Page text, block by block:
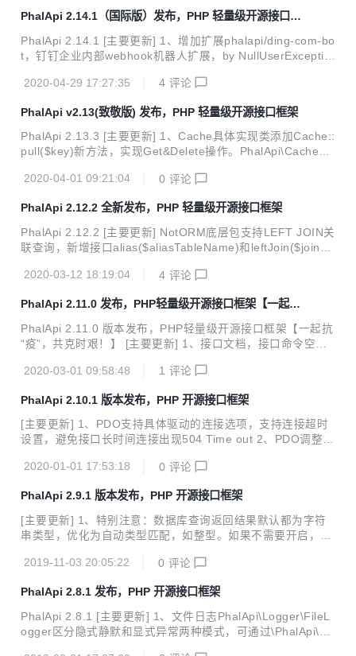
录下，在线接口文档样式加载失败的问题 2、解决使用 phpst
orm 编辑时，因为找不到闭合标签爆红
PhalApi 2.14.1（国际版）发布，PHP 轻量级开源接口框
架
PhalApi 2.14.1 [主要更新] 1、增加扩展phalapi/ding-com-bo
t，钉钉企业内部webhook机器人扩展，by NullUserExceptio
支持翻译，提供英文和简体中文，可进行语言切换 4、一些已
2020-04-29 17:27:35 4 评论
PhalApi v2.13(致敬版) 发布，PHP 轻量级开源接口框架
PhalApi 2.13.3 [主要更新] 1、Cache具体实现类添加Cache::
pull($key)新方法，实现Get&Delete操作。PhalApi\Cache接
pi进驻Kernal内核 3、上线英文文档：https://docs-en.phalap
误处理，PhalApi\Error，可纪录警告、提醒和致命错误 5、在
线接口文档，支持更多示例，如：Javascript示例、Object-C
示例、Java示例、CURL示例、PHP示例、Pyt...
2020-04-01 09:21:04 0 评论
PhalApi 2.12.2 全新发布，PHP 轻量级开源接口框架
PhalApi 2.12.2 [主要更新] NotORM底层包支持LEFT JOIN关
联查询，新增接口alias($aliasTableName)和leftJoin($joinTa
好。 进行数据库查询时，以下划线+数字为后缀的表名会自动
通过新增的dbs.tables.__default__.keep_suffix_if_no_map
配置项，当设置为true时可以在当分表未匹配时依然保留数字
作为表后缀。分表路由中也可通过keep_suffix_if_no...
2020-03-12 18:19:04 4 评论
PhalApi 2.11.0 发布，PHP轻量级开源接口框架【一起抗
“疫”，共克时艰！】
PhalApi 2.11.0 版本发布，PHP轻量级开源接口框架【一起抗
“疫”，共克时艰！】 [主要更新] 1、接口文档，接口命令空间
展类库中多级命名空间的接口，例如PhalApi\扩展名.Site.Ind
试交互，添加loading，避免接口请求失败时无法区分 4、文件
日记支持日记文件名前缀配置，以及改用工厂方法加系统配置
方式初始化注册文件日记服务 5、添加配置项sys.response.st
口...
2020-03-01 09:58:48 1 评论
PhalApi 2.10.1 版本发布，PHP 开源接口框架
[主要更新] 1、PDO支持具体驱动的连接选项，支持连接超时
设置，避免接口长时间连接出现504 Time out 2、PDO调整为
统的错误提示 3、添加\PhalApi\Api::getApiCommonRules
接口参数置空，通过NULL或FALSE赋值可将接口参数取消
5、在线接口文档，接口参数转换成客户端看到的参数类型
6、接口参数规则中添加is_doc_hide配置，设置为true时，接
少必填接口参数时，追加d...
2020-01-01 17:53:18 0 评论
PhalApi 2.9.1 版本发布，PHP 开源接口框架
[主要更新] 1、特别注意：数据库查询返回结果默认都为字符
串类型，优化为自动类型匹配，如整型。如果不需要开启，则
e，> 则可以保持原来继续返回为字符串的数据库结果。如果
e statement 错误，请进行调试并手动检测SQL的语法正确
性。 2、对于接口参数规则，增加解析后的回调函数配置on_a
fter_parse，支持多个函数名的管道配置和回调函数配置，详
细请见文档说明[解析后回调函数 on_...
2019-11-03 20:05:22 0 评论
PhalApi 2.8.1 发布，PHP 开源接口框架
PhalApi 2.8.1 [主要更新] 1、文件日志PhalApi\Logger\FileL
ogger区分隐式静默和显式异常两种模式，可通过\PhalApi\DI